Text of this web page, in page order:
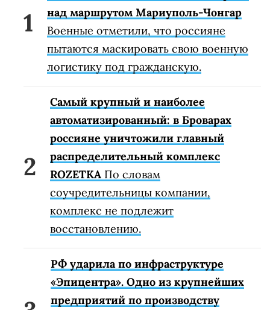
над маршрутом Мариуполь-Чонгар
Военные отметили, что россияне
пытаются маскировать свою военную
логистику под гражданскую.
Самый крупный и наиболее
автоматизированный: в Броварах
россияне уничтожили главный
распределительный комплекс
ROZETKA По словам
соучредительницы компании,
комплекс не подлежит
восстановлению.
РФ ударила по инфраструктуре
«Эпицентра». Одно из крупнейших
предприятий по производству